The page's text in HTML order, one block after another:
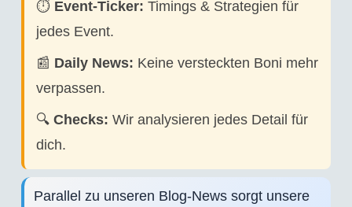
⏱️ Event-Ticker: Timings & Strategien für
jedes Event.
📰 Daily News: Keine versteckten Boni mehr
verpassen.
🔍 Checks: Wir analysieren jedes Detail für
dich.
Parallel zu unseren Blog-News sorgt unsere